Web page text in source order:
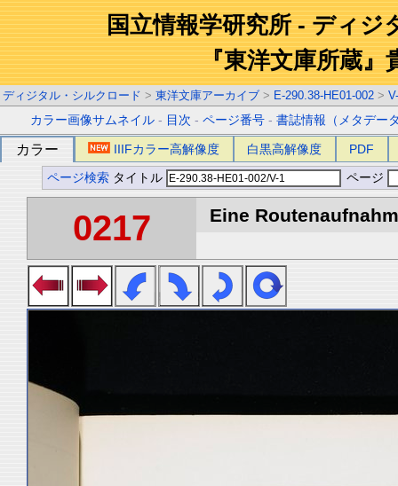
国立情報学研究所 - ディジ
『東洋文庫所蔵』
ディジタル・シルクロード > 東洋文庫アーカイブ > E-290.38-HE01-002 >
カラー画像サムネイル - 目次 -ページ番号 -書誌情報（メタデー
カラー IIIFカラー高解像度 白黒高解像度 PDF
ページ検索 タイトル ページ
0217 Eine